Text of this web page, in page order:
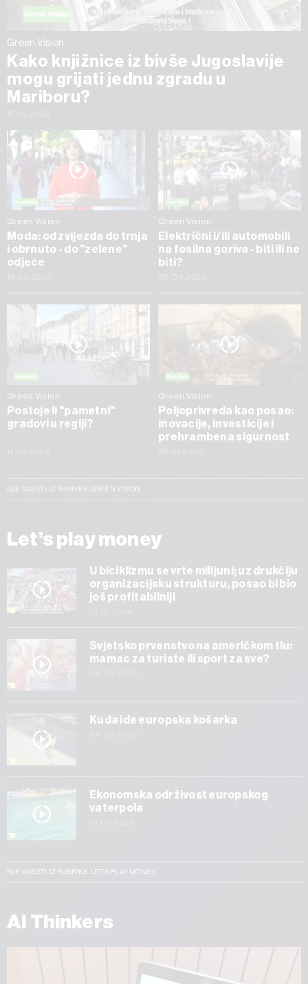
Green Vision
Kako knjižnice iz bivše Jugoslavije
mogu grijati jednu zgradu u
Mariboru?
Green Vision
Moda: od zvijezda do trnja
i obrnuto - do "zelene"
odjeće
Green Vision
Električni i/ili automobili
na fosilna goriva - biti ili ne
biti?
Green Vision
Postoje li "pametni"
gradovi u regiji?
Green Vision
Poljoprivreda kao posao:
inovacije, investicije i
prehrambena sigurnost
SVE VIJESTI IZ RUBRIKE GREEN VISION
Let’s play money
U biciklizmu se vrte milijuni; uz drukčiju
organizacijsku strukturu, posao bi bio
još profitabilniji
Svjetsko prvenstvo na američkom tlu:
mamac za turiste ili sport za sve?
Kuda ide europska košarka
Ekonomska održivost europskog
vaterpola
SVE VIJESTI IZ RUBRIKE LET’S PLAY MONEY
AI Thinkers